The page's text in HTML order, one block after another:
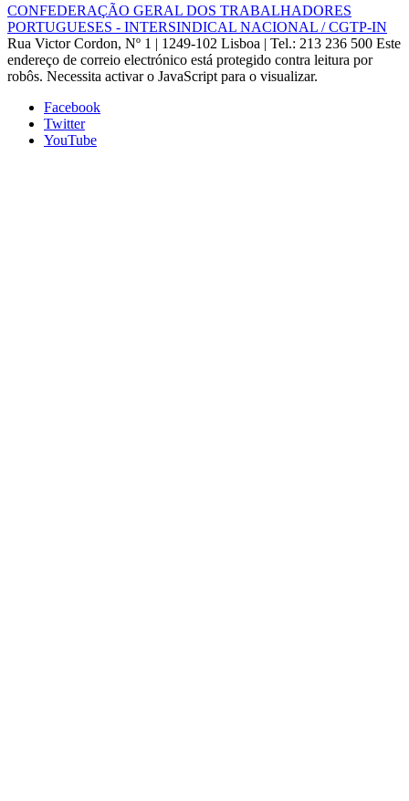
CONFEDERAÇÃO GERAL DOS TRABALHADORES
PORTUGUESES - INTERSINDICAL NACIONAL / CGTP-IN
Rua Victor Cordon, Nº 1 | 1249-102 Lisboa | Tel.: 213 236 500 Este
endereço de correio electrónico está protegido contra leitura por
robôs. Necessita activar o JavaScript para o visualizar.
Facebook
Twitter
YouTube